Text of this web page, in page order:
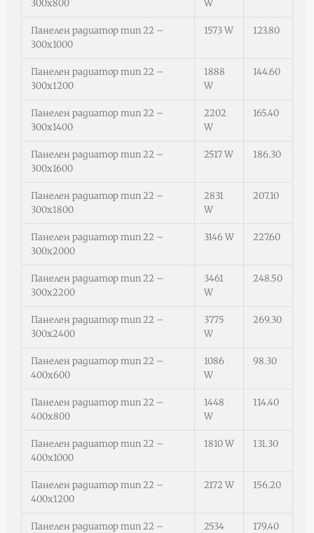
300х800
W
Панелен радиатор тип 22 –
300х1000
1573 W 123.80
Панелен радиатор тип 22 –
300х1200
1888
W
144.60
Панелен радиатор тип 22 –
300х1400
2202
W
165.40
Панелен радиатор тип 22 –
300х1600
2517 W 186.30
Панелен радиатор тип 22 –
300х1800
2831
W
207.10
Панелен радиатор тип 22 –
300х2000
3146 W 227.60
Панелен радиатор тип 22 –
300х2200
3461
W
248.50
Панелен радиатор тип 22 –
300х2400
3775
W
269.30
Панелен радиатор тип 22 –
400х600
1086
W
98.30
Панелен радиатор тип 22 –
400х800
1448
W
114.40
Панелен радиатор тип 22 –
400х1000
1810 W 131.30
Панелен радиатор тип 22 –
400х1200
2172 W 156.20
Панелен радиатор тип 22 –
2534
179.40